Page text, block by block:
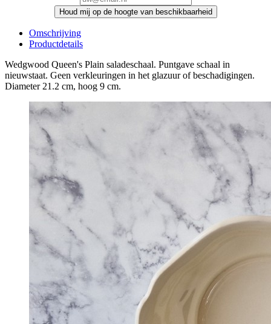
Houd mij op de hoogte van beschikbaarheid
Omschrijving
Productdetails
Wedgwood Queen's Plain saladeschaal. Puntgave schaal in
nieuwstaat. Geen verkleuringen in het glazuur of beschadigingen.
Diameter 21.2 cm, hoog 9 cm.